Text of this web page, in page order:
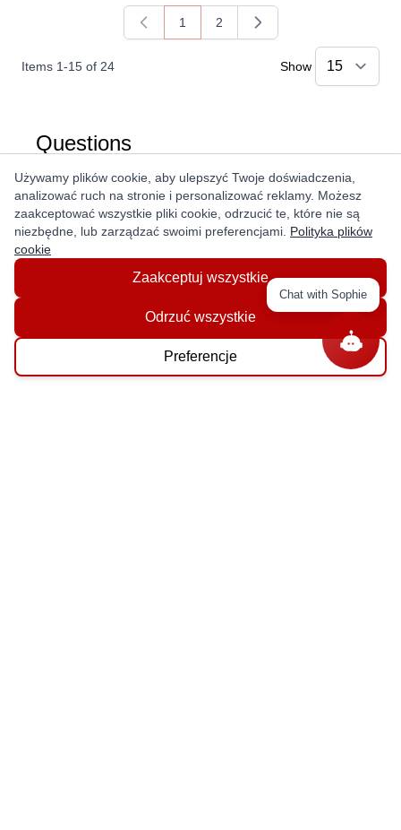
Items 1-15 of 24
You're currently reading page
1
Page
2
Show
Questions
Ask a question
Get In Touch With Us!
Używamy plików cookie, aby ulepszyć Twoje doświadczenia,
analizować ruch na stronie i personalizować reklamy. Możesz
zaakceptować wszystkie pliki cookie, odrzucić te, które nie są
niezbędne, lub zarządzać swoimi preferencjami. Polityka plików
cookie
Zaakceptuj wszystkie
Odrzuć wszystkie
Preferencje
Chat with Sophie